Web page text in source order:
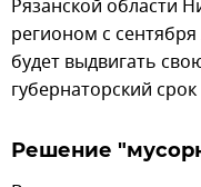
Рязанской области
регионом с
будет выдвигать
губернаторский
Решение